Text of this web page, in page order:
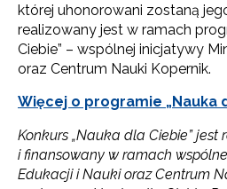
której uhonorowani zostaną
realizowany jest w ramach
Ciebie” – wspólnej inicjatywy
oraz Centrum Nauki Kopernik.
Więcej o programie „Nauka
Konkurs „Nauka dla Ciebie” jest
i finansowany w ramach
Edukacji i Nauki oraz Centrum